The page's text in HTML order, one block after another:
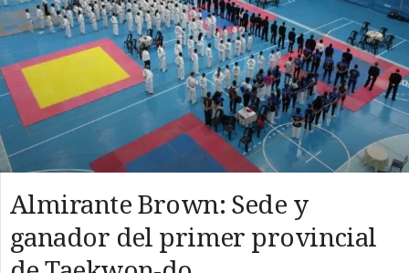
Almirante Brown: Sede y
ganador del primer provincial